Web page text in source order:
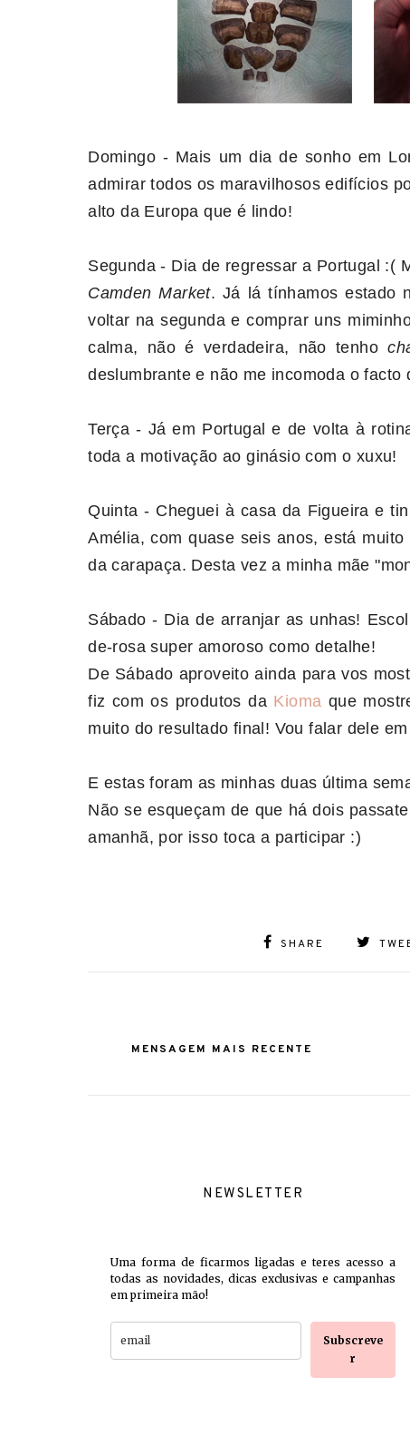
Domingo - Mais um dia de sonho em
admirar todos os maravilhosos edifícios
alto da Europa que é lindo!
Segunda - Dia de regressar a Portugal :(
Camden Market. Já lá tínhamos estado
voltar na segunda e comprar uns
calma, não é verdadeira, não tenho
deslumbrante e não me incomoda o facto
Terça - Já em Portugal e de volta à
toda a motivação ao ginásio com o xuxu!
Quinta - Cheguei à casa da Figueira e
Amélia, com quase seis anos, está
da carapaça. Desta vez a minha mãe
Sábado - Dia de arranjar as unhas!
de-rosa super amoroso como detalhe!
De Sábado aproveito ainda para vos
fiz com os produtos da Kioma que
muito do resultado final! Vou falar dele
E estas foram as minhas duas última
Não se esqueçam de que há dois
amanhã, por isso toca a participar :)
SHARE
MENSAGEM MAIS RECENTE
NEWSLETTER
Uma forma de ficarmos ligadas e teres acesso a
todas as novidades, dicas exclusivas e campanhas
em primeira mão!
Subscreve
r